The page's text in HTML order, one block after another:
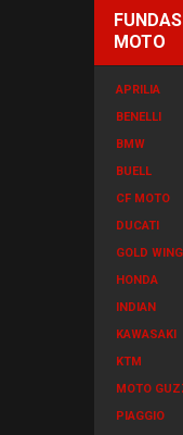
MOTO
APRILIA
BENELLI
BMW
BUELL
CF MOTO
DUCATI
GOLD WING
HONDA
INDIAN
KAWASAKI
KTM
MOTO
PIAGGIO